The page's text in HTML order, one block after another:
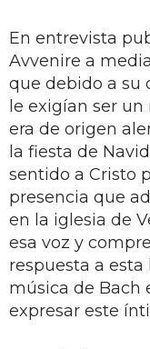
En entrevista
Avvenire a
que debido a su
le exigían ser
era de origen
la fiesta de
sentido a Cristo
presencia que
en la iglesia de
esa voz y
respuesta a
música de Bach
expresar este